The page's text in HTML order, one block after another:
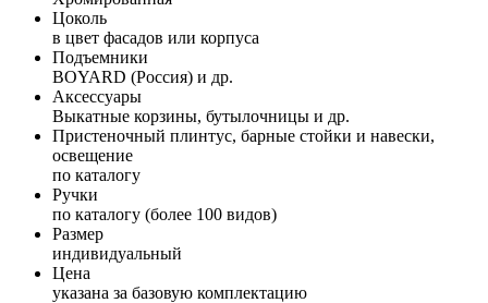
Цоколь
в цвет фасадов или корпуса
Подъемники
BOYARD (Россия) и др.
Аксессуары
Выкатные корзины, бутылочницы и др.
Пристеночный плинтус, барные стойки и навески,
освещение
по каталогу
Ручки
по каталогу (более 100 видов)
Размер
индивидуальный
Цена
указана за базовую комплектацию